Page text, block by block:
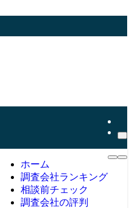
ホーム
調査会社ランキング
相談前チェック
調査会社の評判